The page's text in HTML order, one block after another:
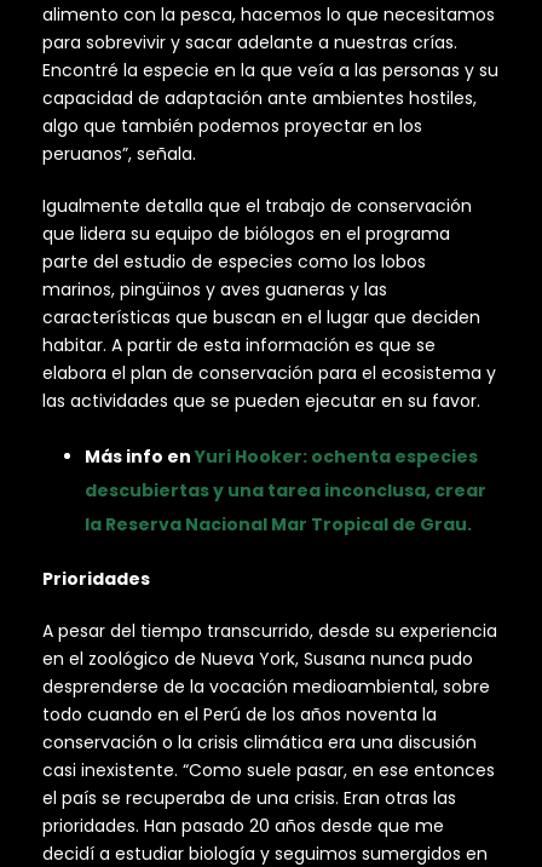
alimento con la pesca, hacemos lo que necesitamos
para sobrevivir y sacar adelante a nuestras crías.
Encontré la especie en la que veía a las personas y su
capacidad de adaptación ante ambientes hostiles,
algo que también podemos proyectar en los
peruanos”, señala.
Igualmente detalla que el trabajo de conservación
que lidera su equipo de biólogos en el programa
parte del estudio de especies como los lobos
marinos, pingüinos y aves guaneras y las
características que buscan en el lugar que deciden
habitar. A partir de esta información es que se
elabora el plan de conservación para el ecosistema y
las actividades que se pueden ejecutar en su favor.
Más info en Yuri Hooker: ochenta especies
descubiertas y una tarea inconclusa, crear
la Reserva Nacional Mar Tropical de Grau.
Prioridades
A pesar del tiempo transcurrido, desde su experiencia
en el zoológico de Nueva York, Susana nunca pudo
desprenderse de la vocación medioambiental, sobre
todo cuando en el Perú de los años noventa la
conservación o la crisis climática era una discusión
casi inexistente. “Como suele pasar, en ese entonces
el país se recuperaba de una crisis. Eran otras las
prioridades. Han pasado 20 años desde que me
decidí a estudiar biología y seguimos sumergidos en